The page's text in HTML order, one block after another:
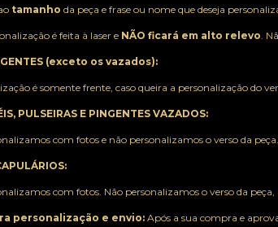
tamanho da peça e frase ou nome que deseja
é feita à laser e NÃO ficará em alto relevo.
(exceto os vazados):
é somente frente, caso queira a personalização do
PULSEIRAS E PINGENTES VAZADOS:
com fotos e não personalizamos o verso da peça.
com fotos. Não personalizamos o verso da
personalização e envio: Após a sua compra e